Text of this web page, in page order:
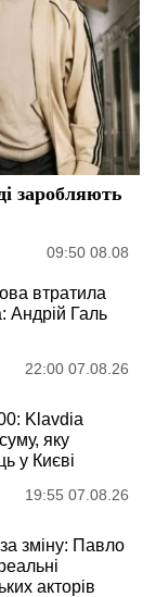
заробляють
09:50 08.08
втратила
Андрій Галь
22:00 07.08.26
Klavdia
яку
у Києві
19:55 07.08.26
зміну: Павло
акторів